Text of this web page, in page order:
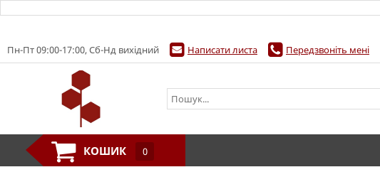
Пн-Пт 09:00-17:00, Сб-Нд вихідний Написати листа Передзвоніть мені
КОШИК 0